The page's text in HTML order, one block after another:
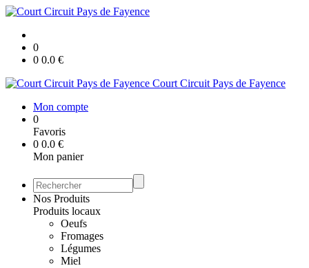
0
0 0.0 €
Court Circuit Pays de Fayence
Mon compte
0
Favoris
0 0.0 €
Mon panier
Nos Produits
Produits locaux
Oeufs
Fromages
Légumes
Miel